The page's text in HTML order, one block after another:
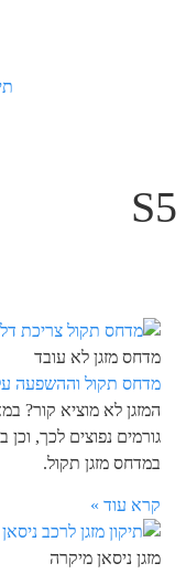
מדחס מזגן לא עובד
מדחס תקול וההשפעה
המזגן לא מוציא קור?
גורמים נפוצים לכך, וכן
במדחס מזגן תקול.
קרא עוד »
מזגן ניסאן מיקרה